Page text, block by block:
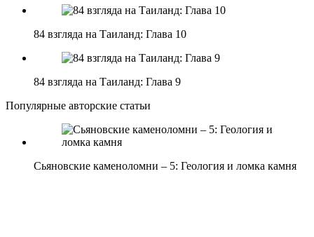
84 взгляда на Таиланд: Глава 10
84 взгляда на Таиланд: Глава 9
Популярные авторские статьи
Сьяновские каменоломни – 5: Геология и ломка камня